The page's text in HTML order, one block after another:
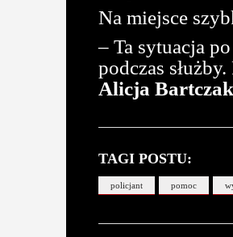
Na miejsce
– Ta sytuacja
podczas
Alicja Bartczak
TAGI POSTU:
policjant pomoc